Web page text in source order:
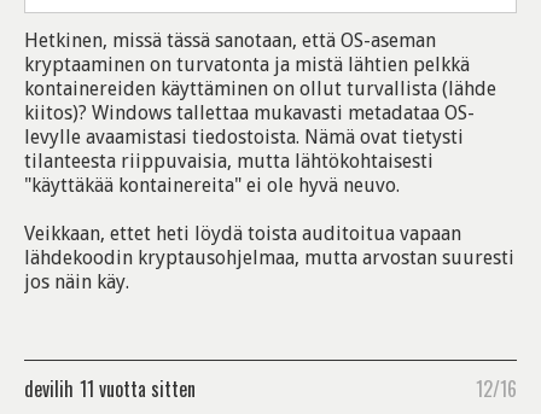
Hetkinen, missä tässä sanotaan, että OS-aseman
kryptaaminen on turvatonta ja mistä lähtien pelkkä
kontainereiden käyttäminen on ollut turvallista (lähde
kiitos)? Windows tallettaa mukavasti metadataa OS-
levylle avaamistasi tiedostoista. Nämä ovat tietysti
tilanteesta riippuvaisia, mutta lähtökohtaisesti
"käyttäkää kontainereita" ei ole hyvä neuvo.
Veikkaan, ettet heti löydä toista auditoitua vapaan
lähdekoodin kryptausohjelmaa, mutta arvostan suuresti
jos näin käy.
devilih 11 vuotta sitten 12/16